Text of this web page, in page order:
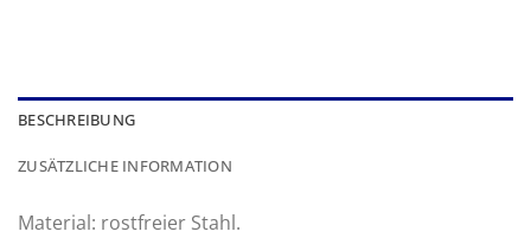
BESCHREIBUNG
ZUSÄTZLICHE INFORMATION
Material: rostfreier Stahl.